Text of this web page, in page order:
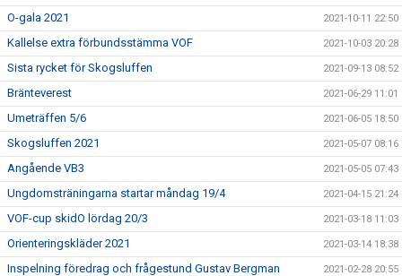
O-gala 2021 2021-10-11 22:50
Kallelse extra förbundsstämma VOF 2021-10-03 20:28
Sista rycket för Skogsluffen 2021-09-13 08:52
Bränteverest 2021-06-29 11:01
Umeträffen 5/6 2021-06-05 18:50
Skogsluffen 2021 2021-05-07 08:16
Angående VB3 2021-05-05 07:43
Ungdomsträningarna startar måndag 19/4 2021-04-15 21:24
VOF-cup skidO lördag 20/3 2021-03-18 11:03
Orienteringskläder 2021 2021-03-14 18:38
Inspelning föredrag och frågestund Gustav Bergman 2021-02-28 20:55